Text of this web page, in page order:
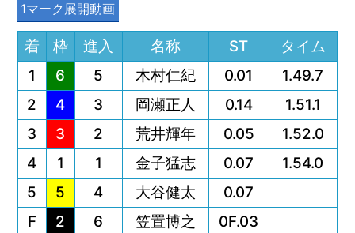
1マーク展開動画
着 枠 進入 名称 ST
タイム
1
6 5 木村仁紀 0.01
1.49.7
2
4 3 岡瀬正人 0.14
1.51.1
3
3 2 荒井輝年 0.05
1.52.0
4
1 1 金子猛志 0.07
1.54.0
5
5 4 大谷健太
0.07
F
2 6 笠置博之 0F.03